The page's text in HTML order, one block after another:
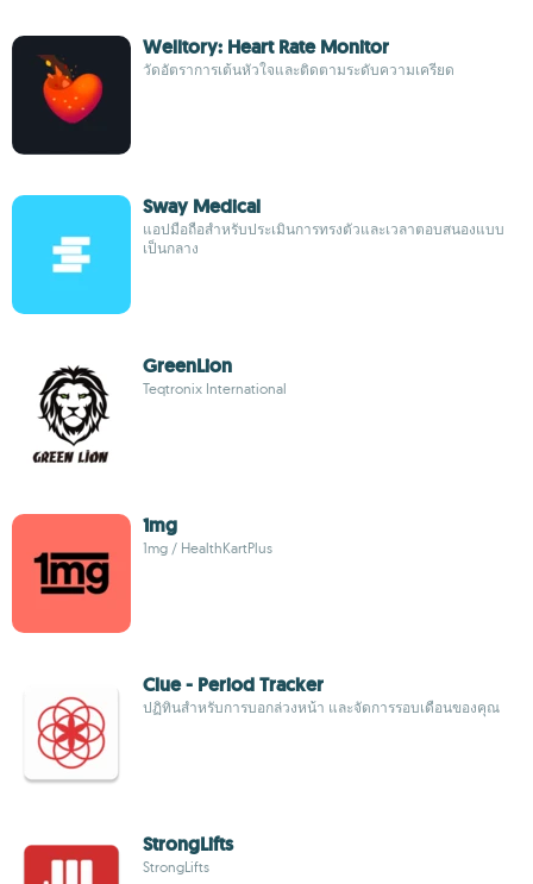
Welltory: Heart Rate Monitor
วัดอัตราการเต้นหัวใจและติดตามระดับความเครียด
Sway Medical
แอปมือถือสำหรับประเมินการทรงตัวและเวลาตอบสนองแบบ
เป็นกลาง
GreenLion
Teqtronix International
1mg
1mg / HealthKartPlus
Clue - Period Tracker
ปฏิทินสำหรับการบอกล่วงหน้า และจัดการรอบเดือนของคุณ
StrongLifts
StrongLifts